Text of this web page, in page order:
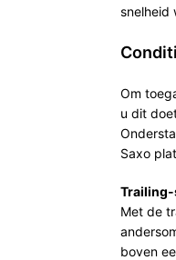
snelheid
Om
u dit
Saxo
Met de
boven